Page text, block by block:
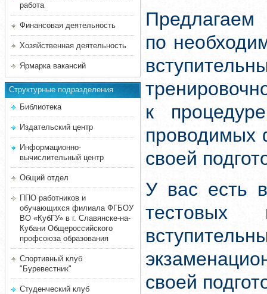
работа
Финансовая деятельность
Хозяйственная деятельность
Ярмарка вакансий
Структурные подразделения
Библиотека
Издательский центр
Информационно-
вычислительный центр
Общий отдел
ППО работников и
обучающихся филиала ФГБОУ
ВО «КубГУ» в г. Славянске-на-
Кубани Общероссийского
профсоюза образования
Спортивный клуб
"Буревестник"
Студенческий клуб
Предлагаем
по
к
проводимых
своей
У вас есть
тестовых
своей